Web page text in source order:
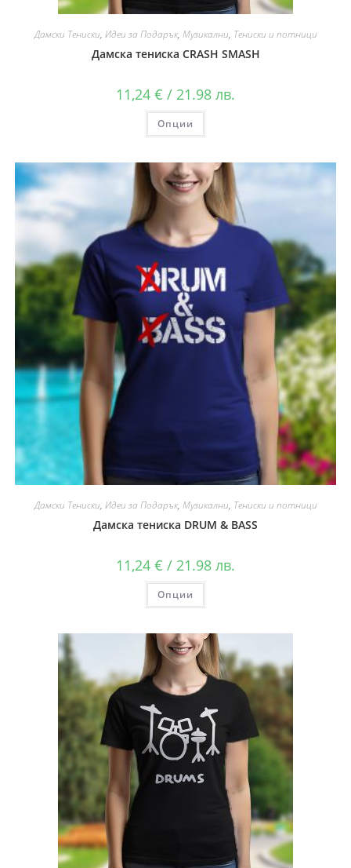
Дамски Тениски, Идеи за Подарък, Музикални, Тениски и потници
Дамска тениска CRASH SMASH
11,24 € / 21.98 лв.
Опции
Дамски Тениски, Идеи за Подарък, Музикални, Тениски и потници
Дамска тениска DRUM & BASS
11,24 € / 21.98 лв.
Опции